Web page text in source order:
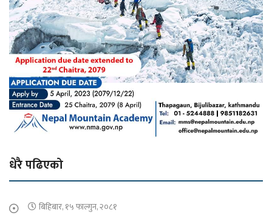
धेरै पढिएको
बिहिबार, १५ फाल्गुन, २०८१